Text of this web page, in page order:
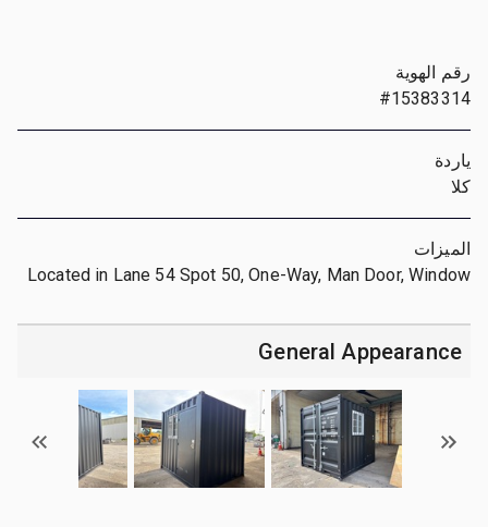
رقم الهوية
#15383314
ياردة
كلا
الميزات
Located in Lane 54 Spot 50, One-Way, Man Door, Window
General Appearance